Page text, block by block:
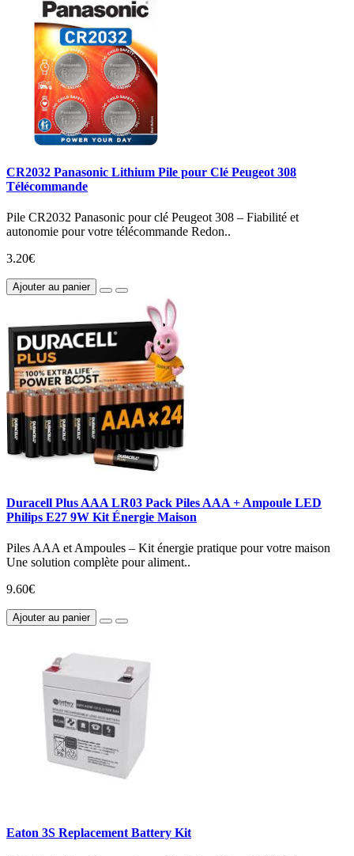
CR2032 Panasonic Lithium Pile pour Clé Peugeot 308
Télécommande
Pile CR2032 Panasonic pour clé Peugeot 308 – Fiabilité et
autonomie pour votre télécommande Redon..
3.20€
Ajouter au panier
Duracell Plus AAA LR03 Pack Piles AAA + Ampoule LED
Philips E27 9W Kit Énergie Maison
Piles AAA et Ampoules – Kit énergie pratique pour votre maison
Une solution complète pour aliment..
9.60€
Ajouter au panier
Eaton 3S Replacement Battery Kit